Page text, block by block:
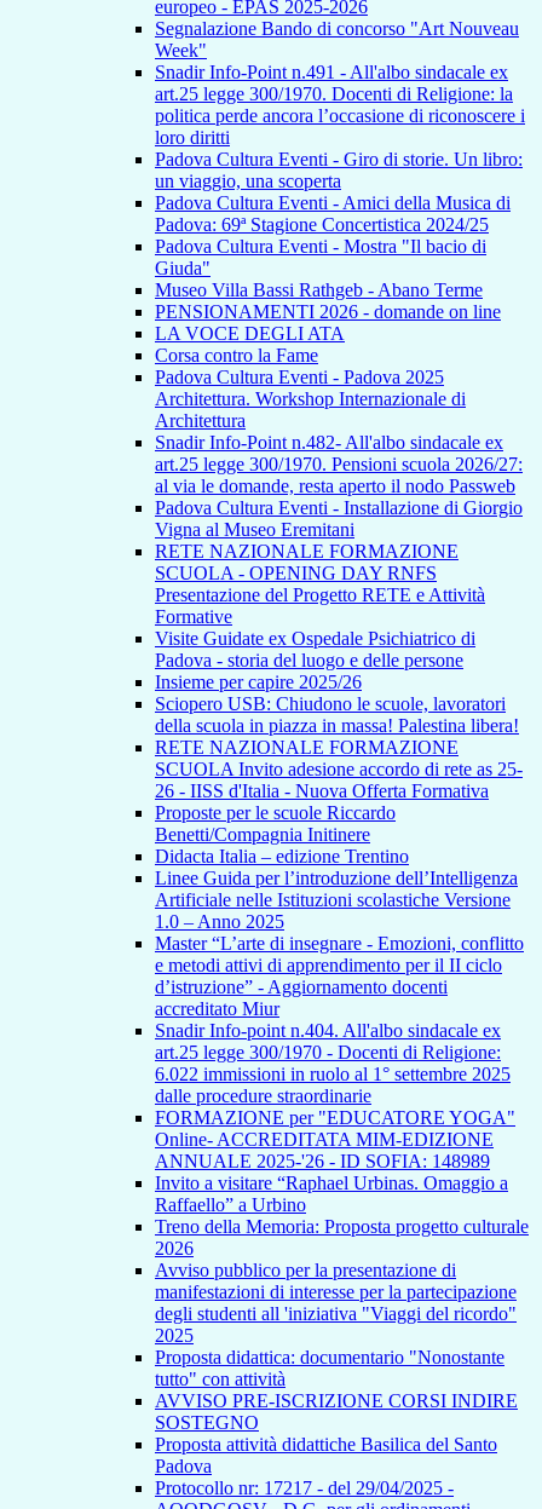
europeo - EPAS 2025-2026
Segnalazione Bando di concorso "Art Nouveau
Week"
Snadir Info-Point n.491 - All'albo sindacale ex
art.25 legge 300/1970. Docenti di Religione: la
politica perde ancora l’occasione di riconoscere i
loro diritti
Padova Cultura Eventi - Giro di storie. Un libro:
un viaggio, una scoperta
Padova Cultura Eventi - Amici della Musica di
Padova: 69ª Stagione Concertistica 2024/25
Padova Cultura Eventi - Mostra "Il bacio di
Giuda"
Museo Villa Bassi Rathgeb - Abano Terme
PENSIONAMENTI 2026 - domande on line
LA VOCE DEGLI ATA
Corsa contro la Fame
Padova Cultura Eventi - Padova 2025
Architettura. Workshop Internazionale di
Architettura
Snadir Info-Point n.482- All'albo sindacale ex
art.25 legge 300/1970. Pensioni scuola 2026/27:
al via le domande, resta aperto il nodo Passweb
Padova Cultura Eventi - Installazione di Giorgio
Vigna al Museo Eremitani
RETE NAZIONALE FORMAZIONE
SCUOLA - OPENING DAY RNFS
Presentazione del Progetto RETE e Attività
Formative
Visite Guidate ex Ospedale Psichiatrico di
Padova - storia del luogo e delle persone
Insieme per capire 2025/26
Sciopero USB: Chiudono le scuole, lavoratori
della scuola in piazza in massa! Palestina libera!
RETE NAZIONALE FORMAZIONE
SCUOLA Invito adesione accordo di rete as 25-
26 - IISS d'Italia - Nuova Offerta Formativa
Proposte per le scuole Riccardo
Benetti/Compagnia Initinere
Didacta Italia – edizione Trentino
Linee Guida per l’introduzione dell’Intelligenza
Artificiale nelle Istituzioni scolastiche Versione
1.0 – Anno 2025
Master “L’arte di insegnare - Emozioni, conflitto
e metodi attivi di apprendimento per il II ciclo
d’istruzione” - Aggiornamento docenti
accreditato Miur
Snadir Info-point n.404. All'albo sindacale ex
art.25 legge 300/1970 - Docenti di Religione:
6.022 immissioni in ruolo al 1° settembre 2025
dalle procedure straordinarie
FORMAZIONE per "EDUCATORE YOGA"
Online- ACCREDITATA MIM-EDIZIONE
ANNUALE 2025-'26 - ID SOFIA: 148989
Invito a visitare “Raphael Urbinas. Omaggio a
Raffaello” a Urbino
Treno della Memoria: Proposta progetto culturale
2026
Avviso pubblico per la presentazione di
manifestazioni di interesse per la partecipazione
degli studenti all 'iniziativa "Viaggi del ricordo"
2025
Proposta didattica: documentario "Nonostante
tutto" con attività
AVVISO PRE-ISCRIZIONE CORSI INDIRE
SOSTEGNO
Proposta attività didattiche Basilica del Santo
Padova
Protocollo nr: 17217 - del 29/04/2025 -